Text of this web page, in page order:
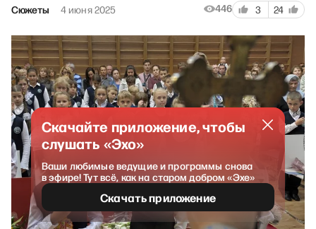
Сюжеты 4 июня 2025 446 3 24
Скачайте приложение, чтобы
слушать «Эхо»
Ваши любимые ведущие и программы снова
в эфире! Тут всё, как на старом добром «Эхе»
Скачать приложение